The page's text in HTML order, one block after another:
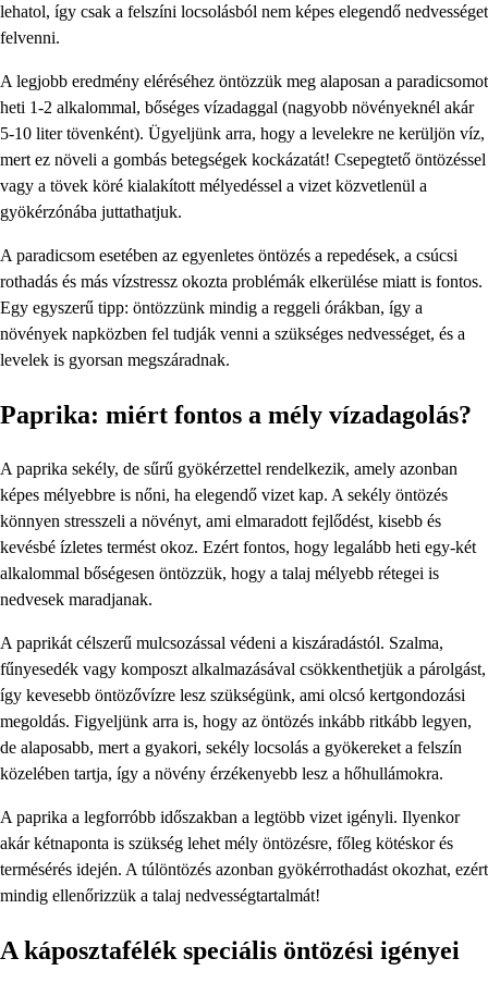
lehatol, így csak a felszíni locsolásból nem képes elegendő nedvességet
felvenni.
A legjobb eredmény eléréséhez öntözzük meg alaposan a paradicsomot
heti 1-2 alkalommal, bőséges vízadaggal (nagyobb növényeknél akár
5-10 liter tövenként). Ügyeljünk arra, hogy a levelekre ne kerüljön víz,
mert ez növeli a gombás betegségek kockázatát! Csepegtető öntözéssel
vagy a tövek köré kialakított mélyedéssel a vizet közvetlenül a
gyökérzónába juttathatjuk.
A paradicsom esetében az egyenletes öntözés a repedések, a csúcsi
rothadás és más vízstressz okozta problémák elkerülése miatt is fontos.
Egy egyszerű tipp: öntözzünk mindig a reggeli órákban, így a
növények napközben fel tudják venni a szükséges nedvességet, és a
levelek is gyorsan megszáradnak.
Paprika: miért fontos a mély vízadagolás?
A paprika sekély, de sűrű gyökérzettel rendelkezik, amely azonban
képes mélyebbre is nőni, ha elegendő vizet kap. A sekély öntözés
könnyen stresszeli a növényt, ami elmaradott fejlődést, kisebb és
kevésbé ízletes termést okoz. Ezért fontos, hogy legalább heti egy-két
alkalommal bőségesen öntözzük, hogy a talaj mélyebb rétegei is
nedvesek maradjanak.
A paprikát célszerű mulcsozással védeni a kiszáradástól. Szalma,
fűnyesedék vagy komposzt alkalmazásával csökkenthetjük a párolgást,
így kevesebb öntözővízre lesz szükségünk, ami olcsó kertgondozási
megoldás. Figyeljünk arra is, hogy az öntözés inkább ritkább legyen,
de alaposabb, mert a gyakori, sekély locsolás a gyökereket a felszín
közelében tartja, így a növény érzékenyebb lesz a hőhullámokra.
A paprika a legforróbb időszakban a legtöbb vizet igényli. Ilyenkor
akár kétnaponta is szükség lehet mély öntözésre, főleg kötéskor és
termésérés idején. A túlöntözés azonban gyökérrothadást okozhat, ezért
mindig ellenőrizzük a talaj nedvességtartalmát!
A káposztafélék speciális öntözési igényei